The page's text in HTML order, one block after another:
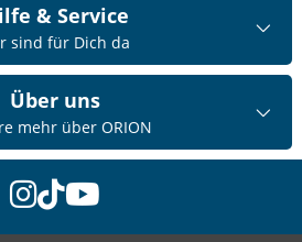
& Service
sind für Dich da
Über uns
mehr über ORION
instagram
tiktok
youtube